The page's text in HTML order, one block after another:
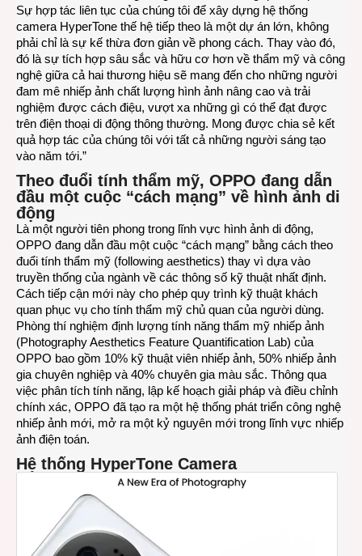
Sự hợp tác liên tục của chúng tôi để xây dựng hệ thống
camera HyperTone thế hệ tiếp theo là một dự án lớn, không
phải chỉ là sự kế thừa đơn giản về phong cách. Thay vào đó,
đó là sự tích hợp sâu sắc và hữu cơ hơn về thẩm mỹ và công
nghệ giữa cả hai thương hiệu sẽ mang đến cho những người
đam mê nhiếp ảnh chất lượng hình ảnh nâng cao và trải
nghiệm được cách điệu, vượt xa những gì có thể đạt được
trên điện thoại di động thông thường. Mong được chia sẻ kết
quả hợp tác của chúng tôi với tất cả những người sáng tạo
vào năm tới.”
Theo đuổi tính thẩm mỹ, OPPO đang dẫn
đầu một cuộc “cách mạng” về hình ảnh di
động
Là một người tiên phong trong lĩnh vực hình ảnh di động,
OPPO đang dẫn đầu một cuộc “cách mạng” bằng cách theo
đuổi tính thẩm mỹ (following aesthetics) thay vì dựa vào
truyền thống của ngành về các thông số kỹ thuật nhất định.
Cách tiếp cận mới này cho phép quy trình kỹ thuật khách
quan phục vụ cho tính thẩm mỹ chủ quan của người dùng.
Phòng thí nghiệm định lượng tính năng thẩm mỹ nhiếp ảnh
(Photography Aesthetics Feature Quantification Lab) của
OPPO bao gồm 10% kỹ thuật viên nhiếp ảnh, 50% nhiếp ảnh
gia chuyên nghiệp và 40% chuyên gia màu sắc. Thông qua
việc phân tích tính năng, lập kế hoạch giải pháp và điều chỉnh
chính xác, OPPO đã tạo ra một hệ thống phát triển công nghệ
nhiếp ảnh mới, mở ra một kỷ nguyên mới trong lĩnh vực nhiếp
ảnh điện toán.
Hệ thống HyperTone Camera